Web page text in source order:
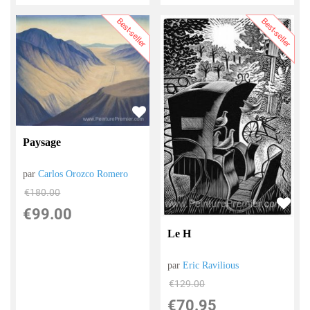
Best-seller
Paysage
parCarlos Orozco Romero
€180.00
€99.00
Best-seller
Le H
parEric Ravilious
€129.00
€70.95